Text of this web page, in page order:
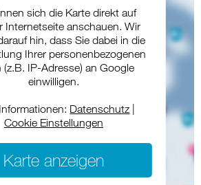
sich die Karte direkt auf
Internetseite anschauen. Wir
hin, dass Sie dabei in die
Ihrer personenbezogenen
(z.B. IP-Adresse) an Google
einwilligen.
Datenschutz
Cookie Einstellungen
Karte anzeigen